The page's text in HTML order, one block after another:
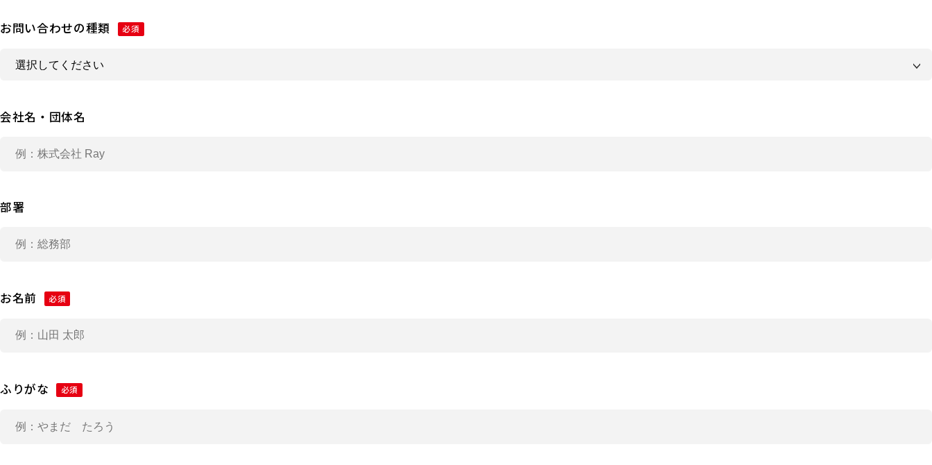
お問い合わせの種類 必須
会社名・団体名
部署
お名前 必須
ふりがな 必須